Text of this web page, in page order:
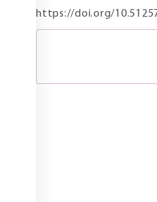
https://doi.org/